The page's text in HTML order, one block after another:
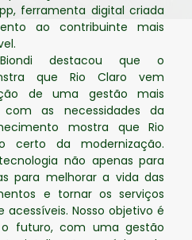
ferramenta digital criada
ao contribuinte mais
destacou que o
que Rio Claro vem
de uma gestão mais
as necessidades da
mostra que Rio
certo da modernização.
não apenas para
para melhorar a vida das
e tornar os serviços
Nosso objetivo é
futuro, com uma gestão